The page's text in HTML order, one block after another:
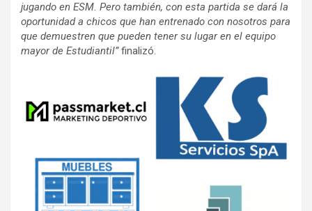
jugando en ESM. Pero también, con esta partida se dará la
oportunidad a chicos que han entrenado con nosotros para
que demuestren que pueden tener su lugar en el equipo
mayor de Estudiantil”finalizó.